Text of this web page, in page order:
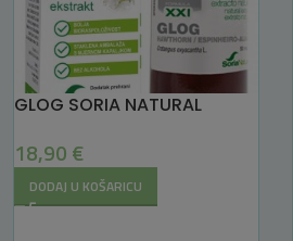
GLOG SORIA NATURAL
18,90 €
DODAJ U KOŠARICU